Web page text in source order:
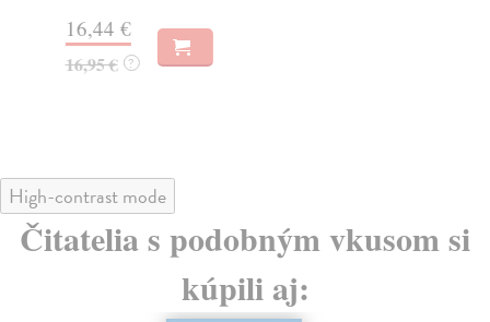
16,44 €
16,95 € ?
High-contrast mode
Čitatelia s podobným vkusom si
kúpili aj: